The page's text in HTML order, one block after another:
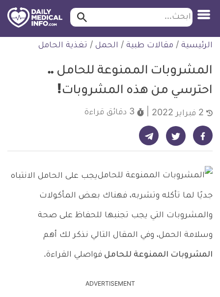
التخطي
للمحتوى
طبية
ابحث ابحث…
الرئيسية / مقالات طبية / الحمل / تغذية الحامل
المشروبات الممنوعة للحامل ..
احترسي من هذه المشروبات!
3 دقائق قراءة
شارك على فيسبوك - ديلي ميديكال انفو شارك على تويتر - ديلي ميديكال انفو شارك على تيليجرام - ديلي ميديكال انفو
يجب على الحامل الانتباه
جديًا لما تأكله وتشربه، فهناك بعض المأكولات
والمشروبات التي يجب تجنبها للحفاظ على صحة
وسلامة الحمل، وفي المقال التالي نذكر لك أهم
المشروبات الممنوعة للحامل فواصلي القراءة.
ADVERTISEMENT